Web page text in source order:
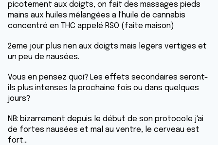
picotement aux doigts, on fait des massages pieds
mains aux huiles mélangées a l'huile de cannabis
concentré en THC appelé RSO (faite maison)
2eme jour plus rien aux doigts mais legers vertiges et
un peu de nausées.
Vous en pensez quoi? Les effets secondaires seront-
ils plus intenses la prochaine fois ou dans quelques
jours?
NB: bizarrement depuis le début de son protocole j'ai
de fortes nausées et mal au ventre, le cerveau est
fort...